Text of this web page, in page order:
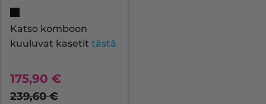
Katso komboon
kuuluvat kasetit tästä
175,90 €
239,60€